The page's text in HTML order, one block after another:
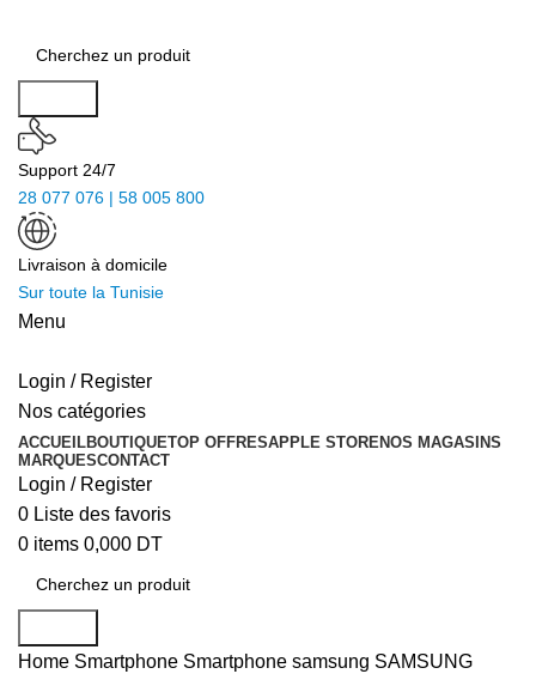
Support 24/7
28 077 076 | 58 005 800
Livraison à domicile
Sur toute la Tunisie
Menu
Login / Register
Nos catégories
ACCUEILBOUTIQUETOP OFFRESAPPLE STORENOS MAGASINS
MARQUESCONTACT
Login / Register
0 Liste des favoris
0 items 0,000 DT
Home Smartphone Smartphone samsung SAMSUNG